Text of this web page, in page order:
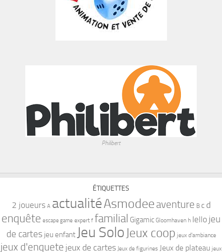
Philibert
ÉTIQUETTES
2 joueurs A actualitéAsmodee aventure B c d
enquête escape game expert f familial Gigamic Gloomhaven h Iello jeu
de cartes jeu enfantJeu Solo Jeux coop jeux d'ambiance
jeux d'enquete jeux de cartes Jeux de figurines Jeux de plateau jeux